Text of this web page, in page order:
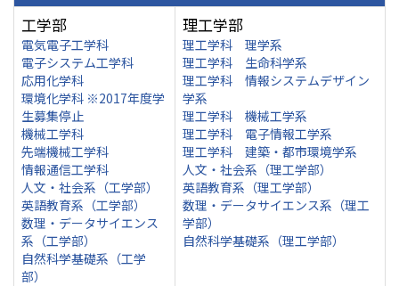
工学部
電気電子工学科
電子システム工学科
応用化学科
環境化学科 ※2017年度学
生募集停止
機械工学科
先端機械工学科
情報通信工学科
人文・社会系（工学部）
英語教育系（工学部）
数理・データサイエンス
系（工学部）
自然科学基礎系（工学
部）
理工学部
理工学科 理学系
理工学科 生命科学系
理工学科 情報システムデザイン
学系
理工学科 機械工学系
理工学科 電子情報工学系
理工学科 建築・都市環境学系
人文・社会系（理工学部）
英語教育系（理工学部）
数理・データサイエンス系（理工
学部）
自然科学基礎系（理工学部）